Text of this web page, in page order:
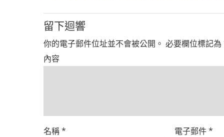
留下迴響
你的電子郵件位址並不會被公開。 必要欄位標記為
內容
名稱* 電子郵件*